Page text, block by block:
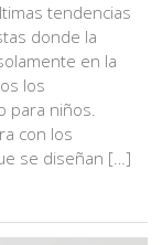
tendencias
donde la
en la
los
para niños.
con los
se diseñan […]